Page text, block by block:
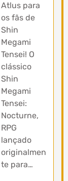
Atlus para
os fãs de
Shin
Megami
Tensei! O
clássico
Shin
Megami
Tensei:
Nocturne,
RPG
lançado
originalmen
te para…